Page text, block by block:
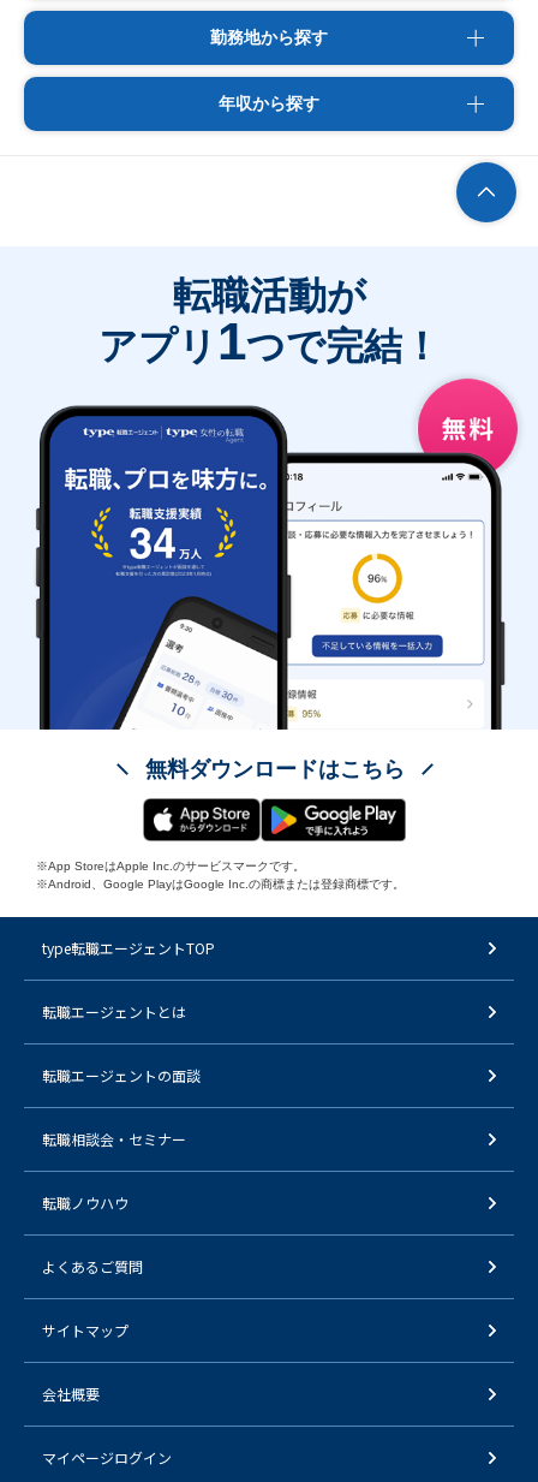
勤務地から探す
年収から探す
転職活動が
アプリ 1つで完結！
無料ダウンロードはこちら
※App StoreはApple Inc.のサービスマークです。
※Android、Google PlayはGoogle Inc.の商標または登録商標です。
type転職エージェントTOP
転職エージェントとは
転職エージェントの面談
転職相談会・セミナー
転職ノウハウ
よくあるご質問
サイトマップ
会社概要
マイページログイン